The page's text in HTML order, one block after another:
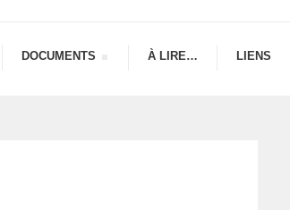
DOCU­MENTS À LIRE… LIENS